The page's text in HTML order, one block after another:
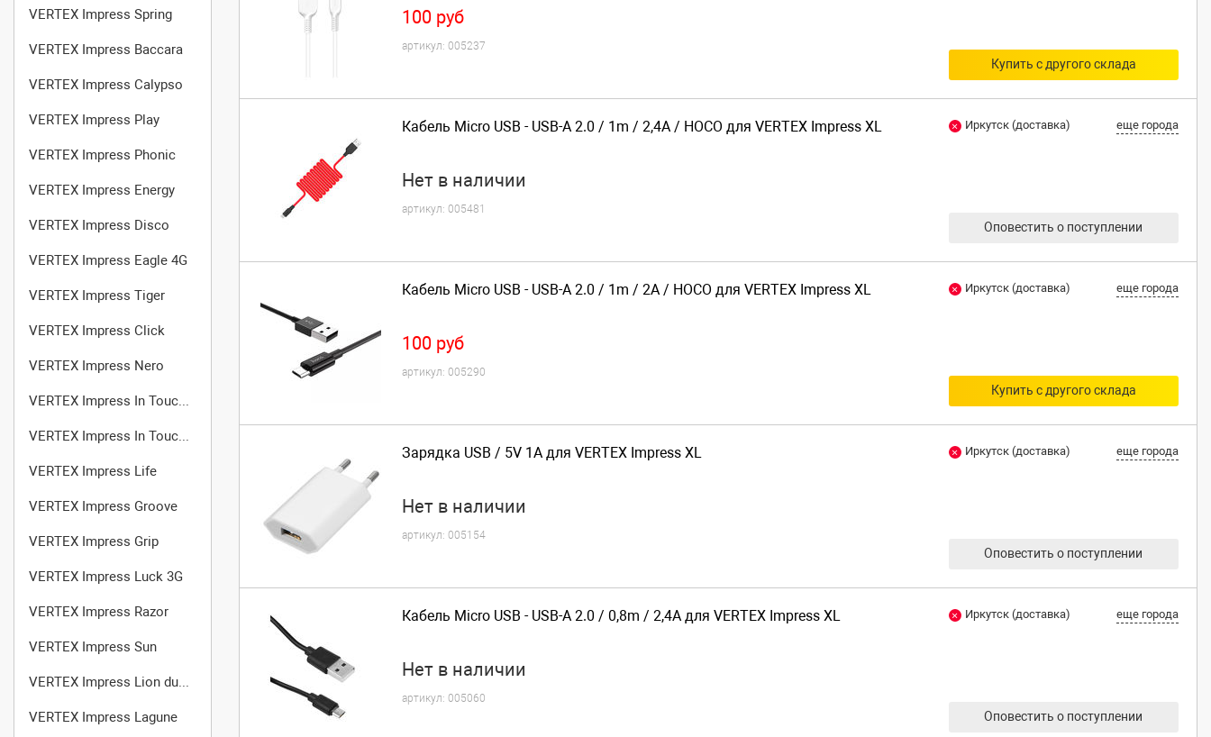
VERTEX Impress Spring
VERTEX Impress Baccara
VERTEX Impress Calypso
VERTEX Impress Play
VERTEX Impress Phonic
VERTEX Impress Energy
VERTEX Impress Disco
VERTEX Impress Eagle 4G
VERTEX Impress Tiger
VERTEX Impress Click
VERTEX Impress Nero
VERTEX Impress In Touch 3G
VERTEX Impress In Touch 4G
VERTEX Impress Life
VERTEX Impress Groove
VERTEX Impress Grip
VERTEX Impress Luck 3G
VERTEX Impress Razor
VERTEX Impress Sun
VERTEX Impress Lion dual cam 3G
VERTEX Impress Lagune
100 руб
артикул: 005237
Купить с другого склада
Кабель Micro USB - USB-A 2.0 / 1m / 2,4A / HOCO для VERTEX Impress XL
Нет в наличии
артикул: 005481
Иркутск (доставка) еще города
Оповестить о поступлении
Кабель Micro USB - USB-A 2.0 / 1m / 2A / HOCO для VERTEX Impress XL
100 руб
артикул: 005290
Иркутск (доставка) еще города
Купить с другого склада
Зарядка USB / 5V 1A для VERTEX Impress XL
Нет в наличии
артикул: 005154
Иркутск (доставка) еще города
Оповестить о поступлении
Кабель Micro USB - USB-A 2.0 / 0,8m / 2,4A для VERTEX Impress XL
Нет в наличии
артикул: 005060
Иркутск (доставка) еще города
Оповестить о поступлении